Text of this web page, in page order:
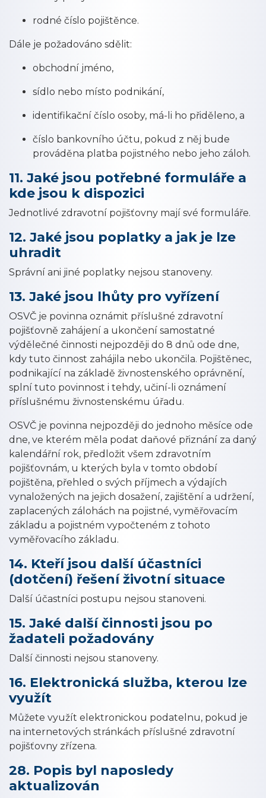
rodné číslo pojištěnce.
Dále je požadováno sdělit:
obchodní jméno,
sídlo nebo místo podnikání,
identifikační číslo osoby, má-li ho přiděleno, a
číslo bankovního účtu, pokud z něj bude
prováděna platba pojistného nebo jeho záloh.
11. Jaké jsou potřebné formuláře a
kde jsou k dispozici
Jednotlivé zdravotní pojišťovny mají své formuláře.
12. Jaké jsou poplatky a jak je lze
uhradit
Správní ani jiné poplatky nejsou stanoveny.
13. Jaké jsou lhůty pro vyřízení
OSVČ je povinna oznámit příslušné zdravotní
pojišťovně zahájení a ukončení samostatné
výdělečné činnosti nejpozději do 8 dnů ode dne,
kdy tuto činnost zahájila nebo ukončila. Pojištěnec,
podnikající na základě živnostenského oprávnění,
splní tuto povinnost i tehdy, učiní-li oznámení
příslušnému živnostenskému úřadu.
OSVČ je povinna nejpozději do jednoho měsíce ode
dne, ve kterém měla podat daňové přiznání za daný
kalendářní rok, předložit všem zdravotním
pojišťovnám, u kterých byla v tomto období
pojištěna, přehled o svých příjmech a výdajích
vynaložených na jejich dosažení, zajištění a udržení,
zaplacených zálohách na pojistné, vyměřovacím
základu a pojistném vypočteném z tohoto
vyměřovacího základu.
14. Kteří jsou další účastníci
(dotčení) řešení životní situace
Další účastníci postupu nejsou stanoveni.
15. Jaké další činnosti jsou po
žadateli požadovány
Další činnosti nejsou stanoveny.
16. Elektronická služba, kterou lze
využít
Můžete využít elektronickou podatelnu, pokud je
na internetových stránkách příslušné zdravotní
pojišťovny zřízena.
28. Popis byl naposledy
aktualizován